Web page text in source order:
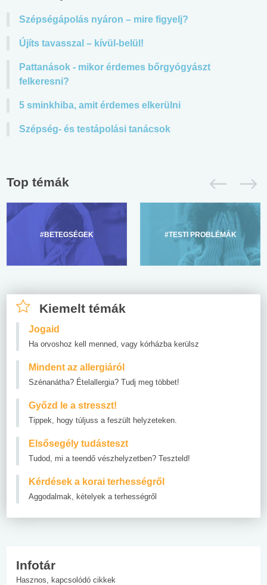
Szépségápolás nyáron – mire figyelj?
Újíts tavasszal – kívül-belül!
Pattanások - mikor érdemes bőrgyógyászt
felkeresni?
5 sminkhiba, amit érdemes elkerülni
Szépség- és testápolási tanácsok
Top témák
#BETEGSÉGEK #TESTI PROBLÉMÁK
Kiemelt témák
Jogaid
Ha orvoshoz kell menned, vagy kórházba kerülsz
Mindent az allergiáról
Szénanátha? Ételallergia? Tudj meg többet!
Győzd le a stresszt!
Tippek, hogy túljuss a feszült helyzeteken.
Elsősegély tudásteszt
Tudod, mi a teendő vészhelyzetben? Teszteld!
Kérdések a korai terhességről
Aggodalmak, kételyek a terhességről
Infotár
Hasznos, kapcsolódó cikkek